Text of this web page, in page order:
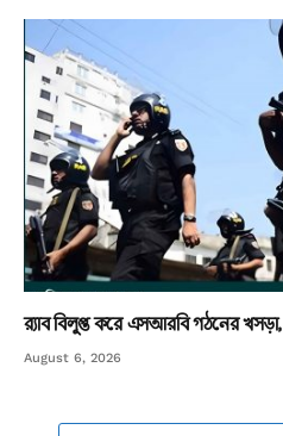
র‌্যাব বিলুপ্ত করে এসআরবি গঠনের
August 6, 2026